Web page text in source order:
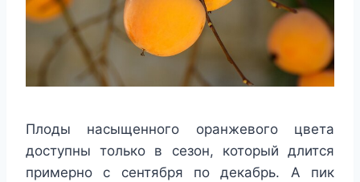
Плоды насыщенного оранжевого цвета
доступны только в сезон, который длится
примерно с сентября по декабрь. А пик